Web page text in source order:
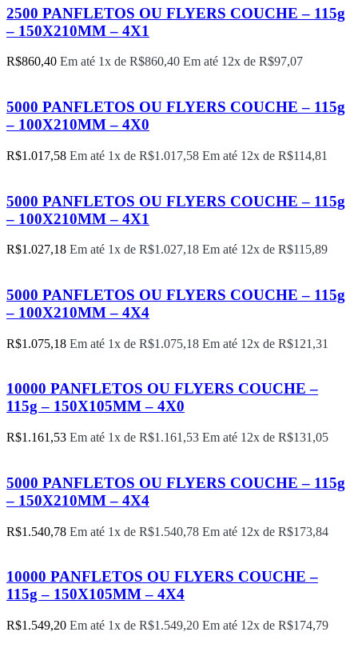
2500 PANFLETOS OU FLYERS COUCHE – 115g
– 150X210MM – 4X1
R$860,40 Em até 1x de R$860,40 Em até 12x de R$97,07
5000 PANFLETOS OU FLYERS COUCHE – 115g
– 100X210MM – 4X0
R$1.017,58 Em até 1x de R$1.017,58 Em até 12x de R$114,81
5000 PANFLETOS OU FLYERS COUCHE – 115g
– 100X210MM – 4X1
R$1.027,18 Em até 1x de R$1.027,18 Em até 12x de R$115,89
5000 PANFLETOS OU FLYERS COUCHE – 115g
– 100X210MM – 4X4
R$1.075,18 Em até 1x de R$1.075,18 Em até 12x de R$121,31
10000 PANFLETOS OU FLYERS COUCHE –
115g – 150X105MM – 4X0
R$1.161,53 Em até 1x de R$1.161,53 Em até 12x de R$131,05
5000 PANFLETOS OU FLYERS COUCHE – 115g
– 150X210MM – 4X4
R$1.540,78 Em até 1x de R$1.540,78 Em até 12x de R$173,84
10000 PANFLETOS OU FLYERS COUCHE –
115g – 150X105MM – 4X4
R$1.549,20 Em até 1x de R$1.549,20 Em até 12x de R$174,79